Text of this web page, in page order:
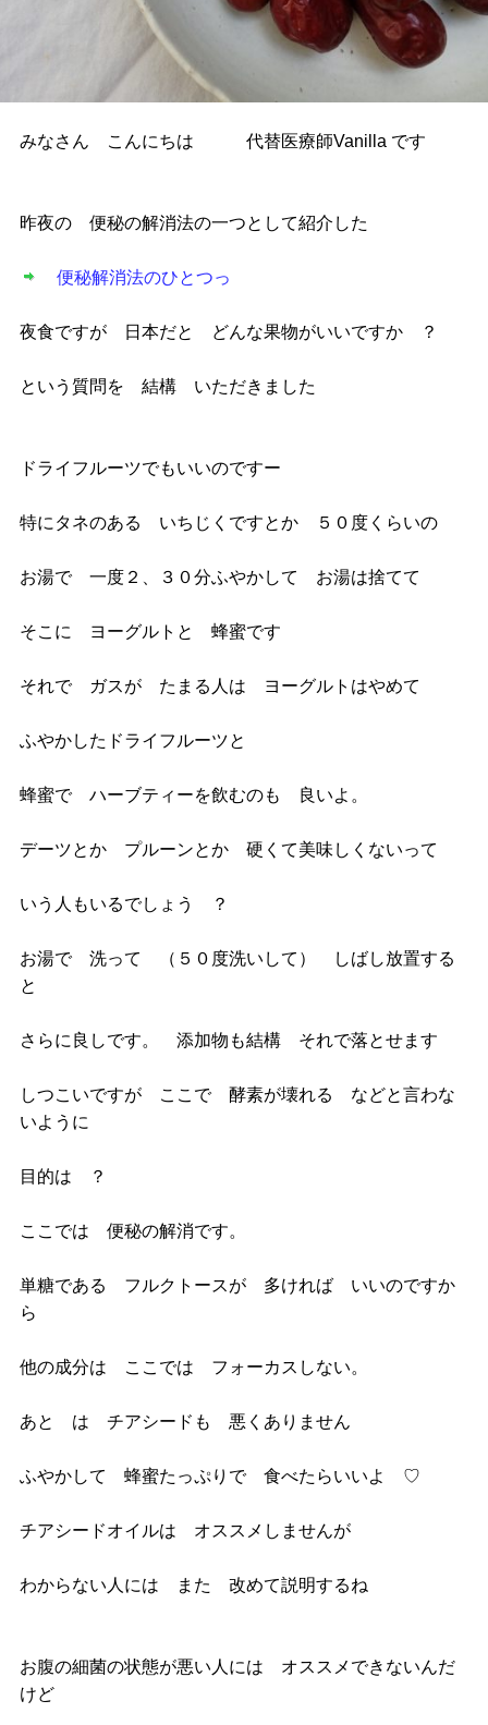
みなさん こんにちは 代替医療師Vanilla です
昨夜の 便秘の解消法の一つとして紹介した
便秘解消法のひとつっ
夜食ですが 日本だと どんな果物がいいですか ？
という質問を 結構 いただきました
ドライフルーツでもいいのですー
特にタネのある いちじくですとか ５０度くらいの
お湯で 一度２、３０分ふやかして お湯は捨てて
そこに ヨーグルトと 蜂蜜です
それで ガスが たまる人は ヨーグルトはやめて
ふやかしたドライフルーツと
蜂蜜で ハーブティーを飲むのも 良いよ。
デーツとか プルーンとか 硬くて美味しくないって
いう人もいるでしょう ？
お湯で 洗って （５０度洗いして） しばし放置する
と
さらに良しです。 添加物も結構 それで落とせます
しつこいですが ここで 酵素が壊れる などと言わな
いように
目的は ？
ここでは 便秘の解消です。
単糖である フルクトースが 多ければ いいのですか
ら
他の成分は ここでは フォーカスしない。
あと は チアシードも 悪くありません
ふやかして 蜂蜜たっぷりで 食べたらいいよ ♡
チアシードオイルは オススメしませんが
わからない人には また 改めて説明するね
お腹の細菌の状態が悪い人には オススメできないんだ
けど